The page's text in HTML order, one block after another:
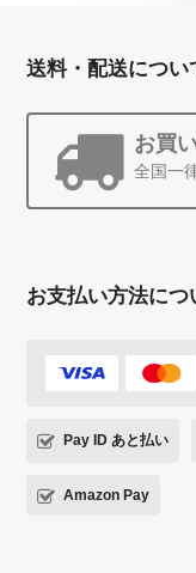
送料・配送につい
お買
全国一
お支払い方法につ
Pay ID あと払い
Amazon Pay